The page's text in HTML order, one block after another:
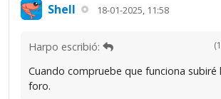
Shell 18-01-2025, 11:58
Harpo escribió:
Cuando compruebe que funciona subiré
foro.